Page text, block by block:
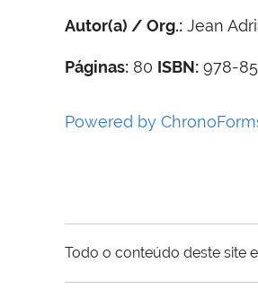
Autor(a) / Org.: Jean
Páginas: 80 ISBN: 978-
Powered by
Todo o conteúdo deste site